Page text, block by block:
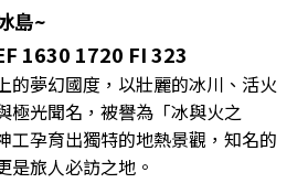
島~
1630 1720 FI 323
的夢幻國度，以壯麗的冰川、活火
極光聞名，被譽為「冰與火之
工孕育出獨特的地熱景觀，知名的
是旅人必訪之地。